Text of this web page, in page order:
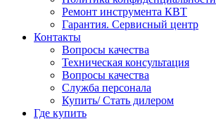
Ремонт инструмента КВТ
Гарантия. Сервисный центр
Контакты
Вопросы качества
Техническая консультация
Вопросы качества
Служба персонала
Купить/ Стать дилером
Где купить